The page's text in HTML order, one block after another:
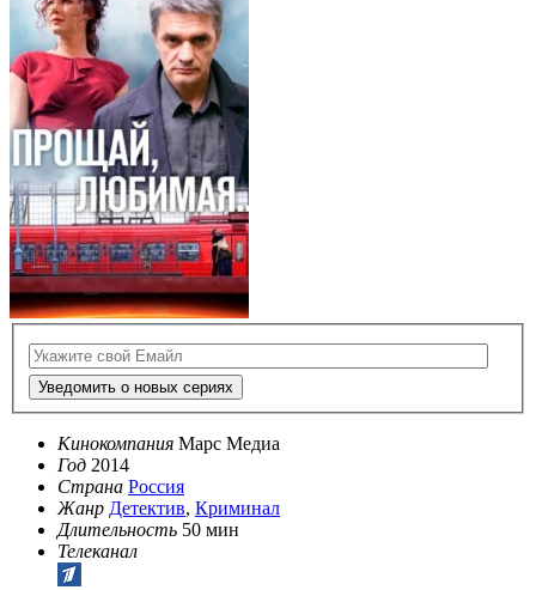
Уведомить о новых сериях
Кинокомпания Марс Медиа
Год 2014
Страна Россия
Жанр Детектив, Криминал
Длительность 50 мин
Телеканал